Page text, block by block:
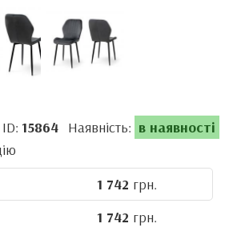
ID: 15864Наявність: в наявності
1 742 грн.
1 742 грн.